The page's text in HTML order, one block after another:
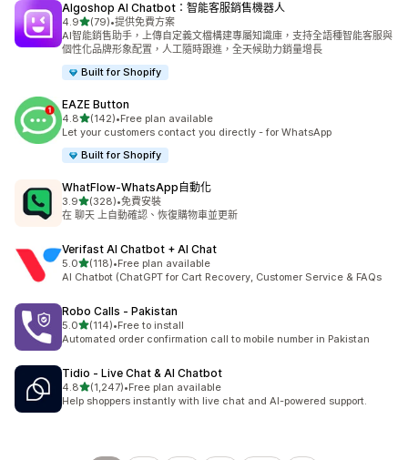
Algoshop AI Chatbot：智能客服銷售機器人
4.9滿分 5 顆星
(79)
共有 79 則評價
•提供免費方案
AI智能銷售助手，上傳自定義文檔構建專屬知識庫，支持全語種智能客服與
個性化品牌形象配置，人工隨時跟進，全天候助力銷量增長
Built for Shopify
EAZE Button
4.8滿分 5 顆星
(142)
共有 142 則評價
•Free plan available
Let your customers contact you directly - for WhatsApp
Built for Shopify
WhatFlow‑WhatsApp自動化
3.9滿分 5 顆星
(328)
共有 328 則評價
•免費安裝
在 聊天 上自動確認、恢復購物車並更新
Verifast AI Chatbot + AI Chat
5.0滿分 5 顆星
(118)
共有 118 則評價
•Free plan available
AI Chatbot (ChatGPT for Cart Recovery, Customer Service & FAQs
Robo Calls ‑ Pakistan
5.0滿分 5 顆星
(114)
共有 114 則評價
•Free to install
Automated order confirmation call to mobile number in Pakistan
Tidio ‑ Live Chat & AI Chatbot
4.8滿分 5 顆星
(1,247)
共有 1247 則評價
•Free plan available
Help shoppers instantly with live chat and AI-powered support.